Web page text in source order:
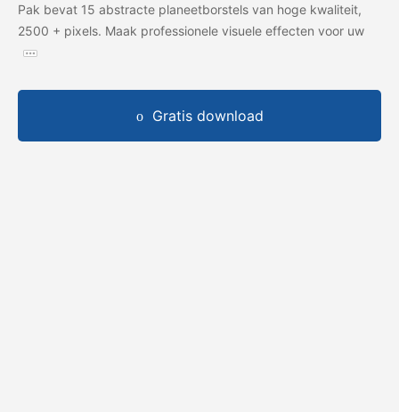
Pak bevat 15 abstracte planeetborstels van hoge kwaliteit,
2500 + pixels. Maak professionele visuele effecten voor uw
Gratis download